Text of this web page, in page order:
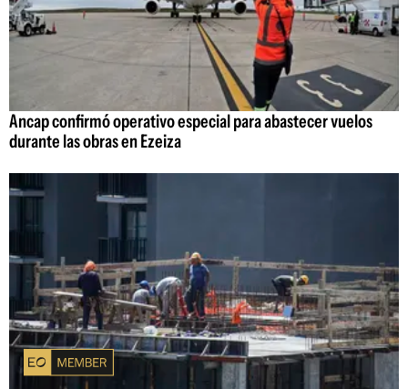
Ancap confirmó operativo especial para abastecer vuelos
durante las obras en Ezeiza